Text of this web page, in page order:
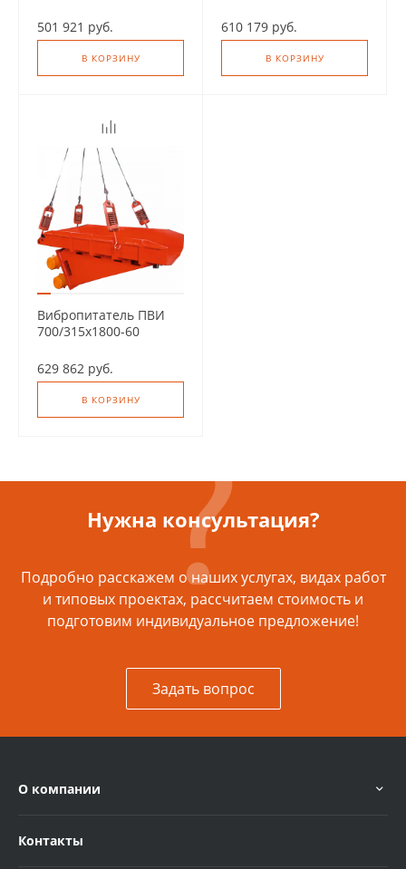
501 921 руб.
В КОРЗИНУ
610 179 руб.
В КОРЗИНУ
Вибропитатель ПВИ
700/315х1800-60
629 862 руб.
В КОРЗИНУ
Нужна консультация?
Подробно расскажем о наших услугах, видах работ
и типовых проектах, рассчитаем стоимость и
подготовим индивидуальное предложение!
Задать вопрос
О компании
Контакты